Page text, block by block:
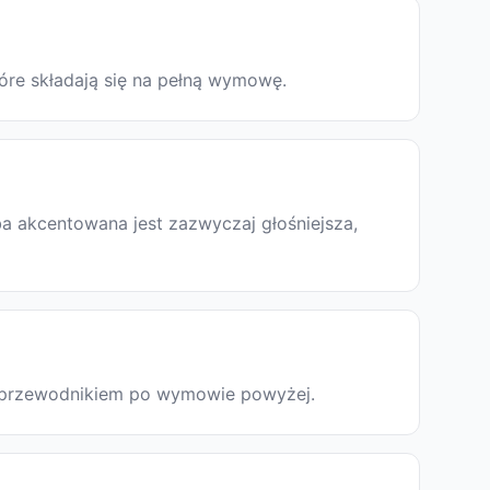
składają się na pełną wymowę.
akcentowana jest zazwyczaj głośniejsza,
po wymowie powyżej.